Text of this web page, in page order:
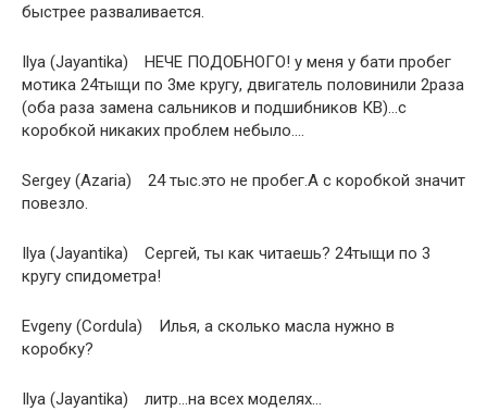
быстрее разваливается.
Ilya (Jayantika) НЕЧЕ ПОДОБНОГО! у меня у бати пробег
мотика 24тыщи по 3ме кругу, двигатель половинили 2раза
(оба раза замена сальников и подшибников КВ)…с
коробкой никаких проблем небыло….
Sergey (Azaria) 24 тыс.это не пробег.А с коробкой значит
повезло.
Ilya (Jayantika) Сергей, ты как читаешь? 24тыщи по 3
кругу спидометра!
Evgeny (Cordula) Илья, а сколько масла нужно в
коробку?
Ilya (Jayantika) литр…на всех моделях…